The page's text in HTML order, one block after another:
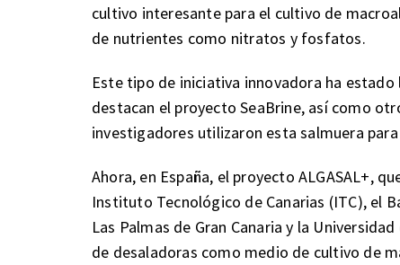
cultivo interesante para el cultivo de
de nutrientes como nitratos y fosfatos.
Este tipo de iniciativa innovadora ha
destacan el proyecto SeaBrine, así como
investigadores utilizaron esta salmuera
Ahora, en España, el proyecto ALGASAL+,
Instituto Tecnológico de Canarias (ITC), el
Las Palmas de Gran Canaria y la
de desaladoras como medio de cultivo de